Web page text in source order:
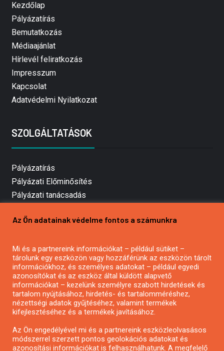
Kezdőlap
Pályázatírás
Bemutatkozás
Médiaajánlat
Hírlevél feliratkozás
Impresszum
Kapcsolat
Adatvédelmi Nyilatkozat
SZOLGÁLTATÁSOK
Pályázatírás
Pályázati Előminősítés
Pályázati tanácsadás
Mezőgazdasági pályázatírás
Pályázatírás civil szervezeteknek
Pályázatírás önkormányzatoknak
Pályázatfigyelés
Specifikus pályázatfigyelés vagy hírlevél
Az Ön adatainak védelme fontos a számunkra
Mi és a partnereink információkat – például sütiket –
tárolunk egy eszközön vagy hozzáférünk az eszközön tárolt
információkhoz, és személyes adatokat – például egyedi
azonosítókat és az eszköz által küldött alapvető
információkat – kezelünk személyre szabott hirdetések és
tartalom nyújtásához, hirdetés- és tartalomméréshez,
nézettségi adatok gyűjtéséhez, valamint termékek
kifejlesztéséhez és a termékek javításához.
Az Ön engedélyével mi és a partnereink eszközleolvasásos
módszerrel szerzett pontos geolokációs adatokat és
azonosítási információkat is felhasználhatunk. A megfelelő